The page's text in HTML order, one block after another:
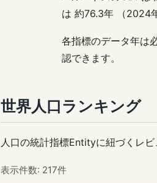
は 約76.3年 （2024
各指標のデータ年は
認できます。
世界人口ランキング
人口の統計指標Entityに紐づくレ
表示件数: 217件